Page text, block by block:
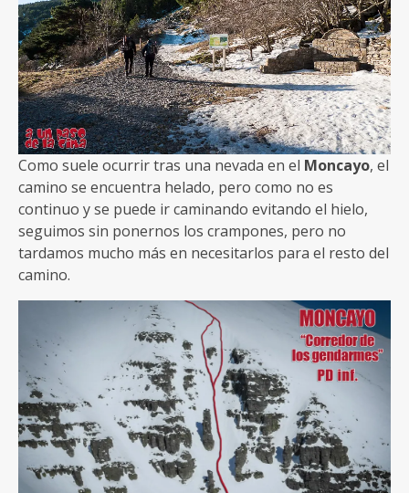
Como suele ocurrir tras una nevada en el Moncayo, el
camino se encuentra helado, pero como no es
continuo y se puede ir caminando evitando el hielo,
seguimos sin ponernos los crampones, pero no
tardamos mucho más en necesitarlos para el resto del
camino.